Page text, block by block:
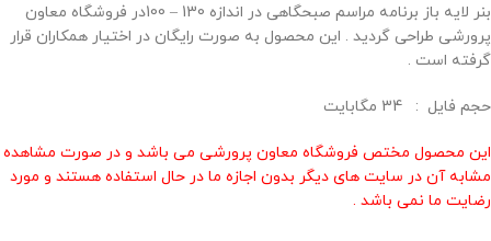
بنر لايه باز برنامه مراسم صبحگاهی در اندازه 130 – 100در فروشگاه معاون
پرورشی طراحی گردید . این محصول به صورت رایگان در اختیار همکاران قرار
گرفته است .
حجم فايل : 34 مگابايت
این محصول مختص فروشگاه معاون پرورشی می باشد و در صورت مشاهده
مشابه آن در سایت های دیگر بدون اجازه ما در حال استفاده هستند و مورد
رضایت ما نمی باشد .